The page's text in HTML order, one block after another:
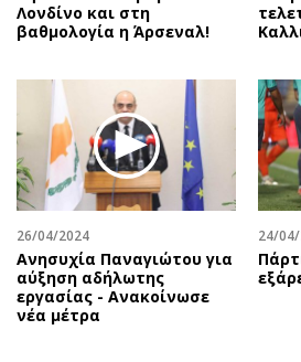
Λονδίνο και στη
βαθμολογία η Άρσεναλ!
26/04/2024
Ανησυχία Παναγιώτου για
αύξηση αδήλωτης
εργασίας - Ανακοίνωσε
νέα μέτρα
24/